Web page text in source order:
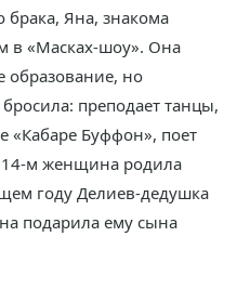
брака, Яна, знакома
в «Масках-шоу». Она
образование, но
преподает танцы,
«Кабаре Буффон», поет
м женщина родила
году Делиев-дедушка
подарила ему сына